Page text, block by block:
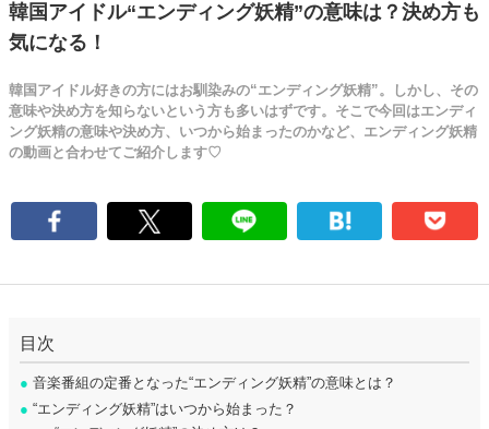
韓国アイドル“エンディング妖精”の意味は？決め方も
気になる！
韓国アイドル好きの方にはお馴染みの“エンディング妖精”。しかし、その
意味や決め方を知らないという方も多いはずです。そこで今回はエンディ
ング妖精の意味や決め方、いつから始まったのかなど、エンディング妖精
の動画と合わせてご紹介します♡
目次
● 音楽番組の定番となった“エンディング妖精”の意味とは？
● “エンディング妖精”はいつから始まった？